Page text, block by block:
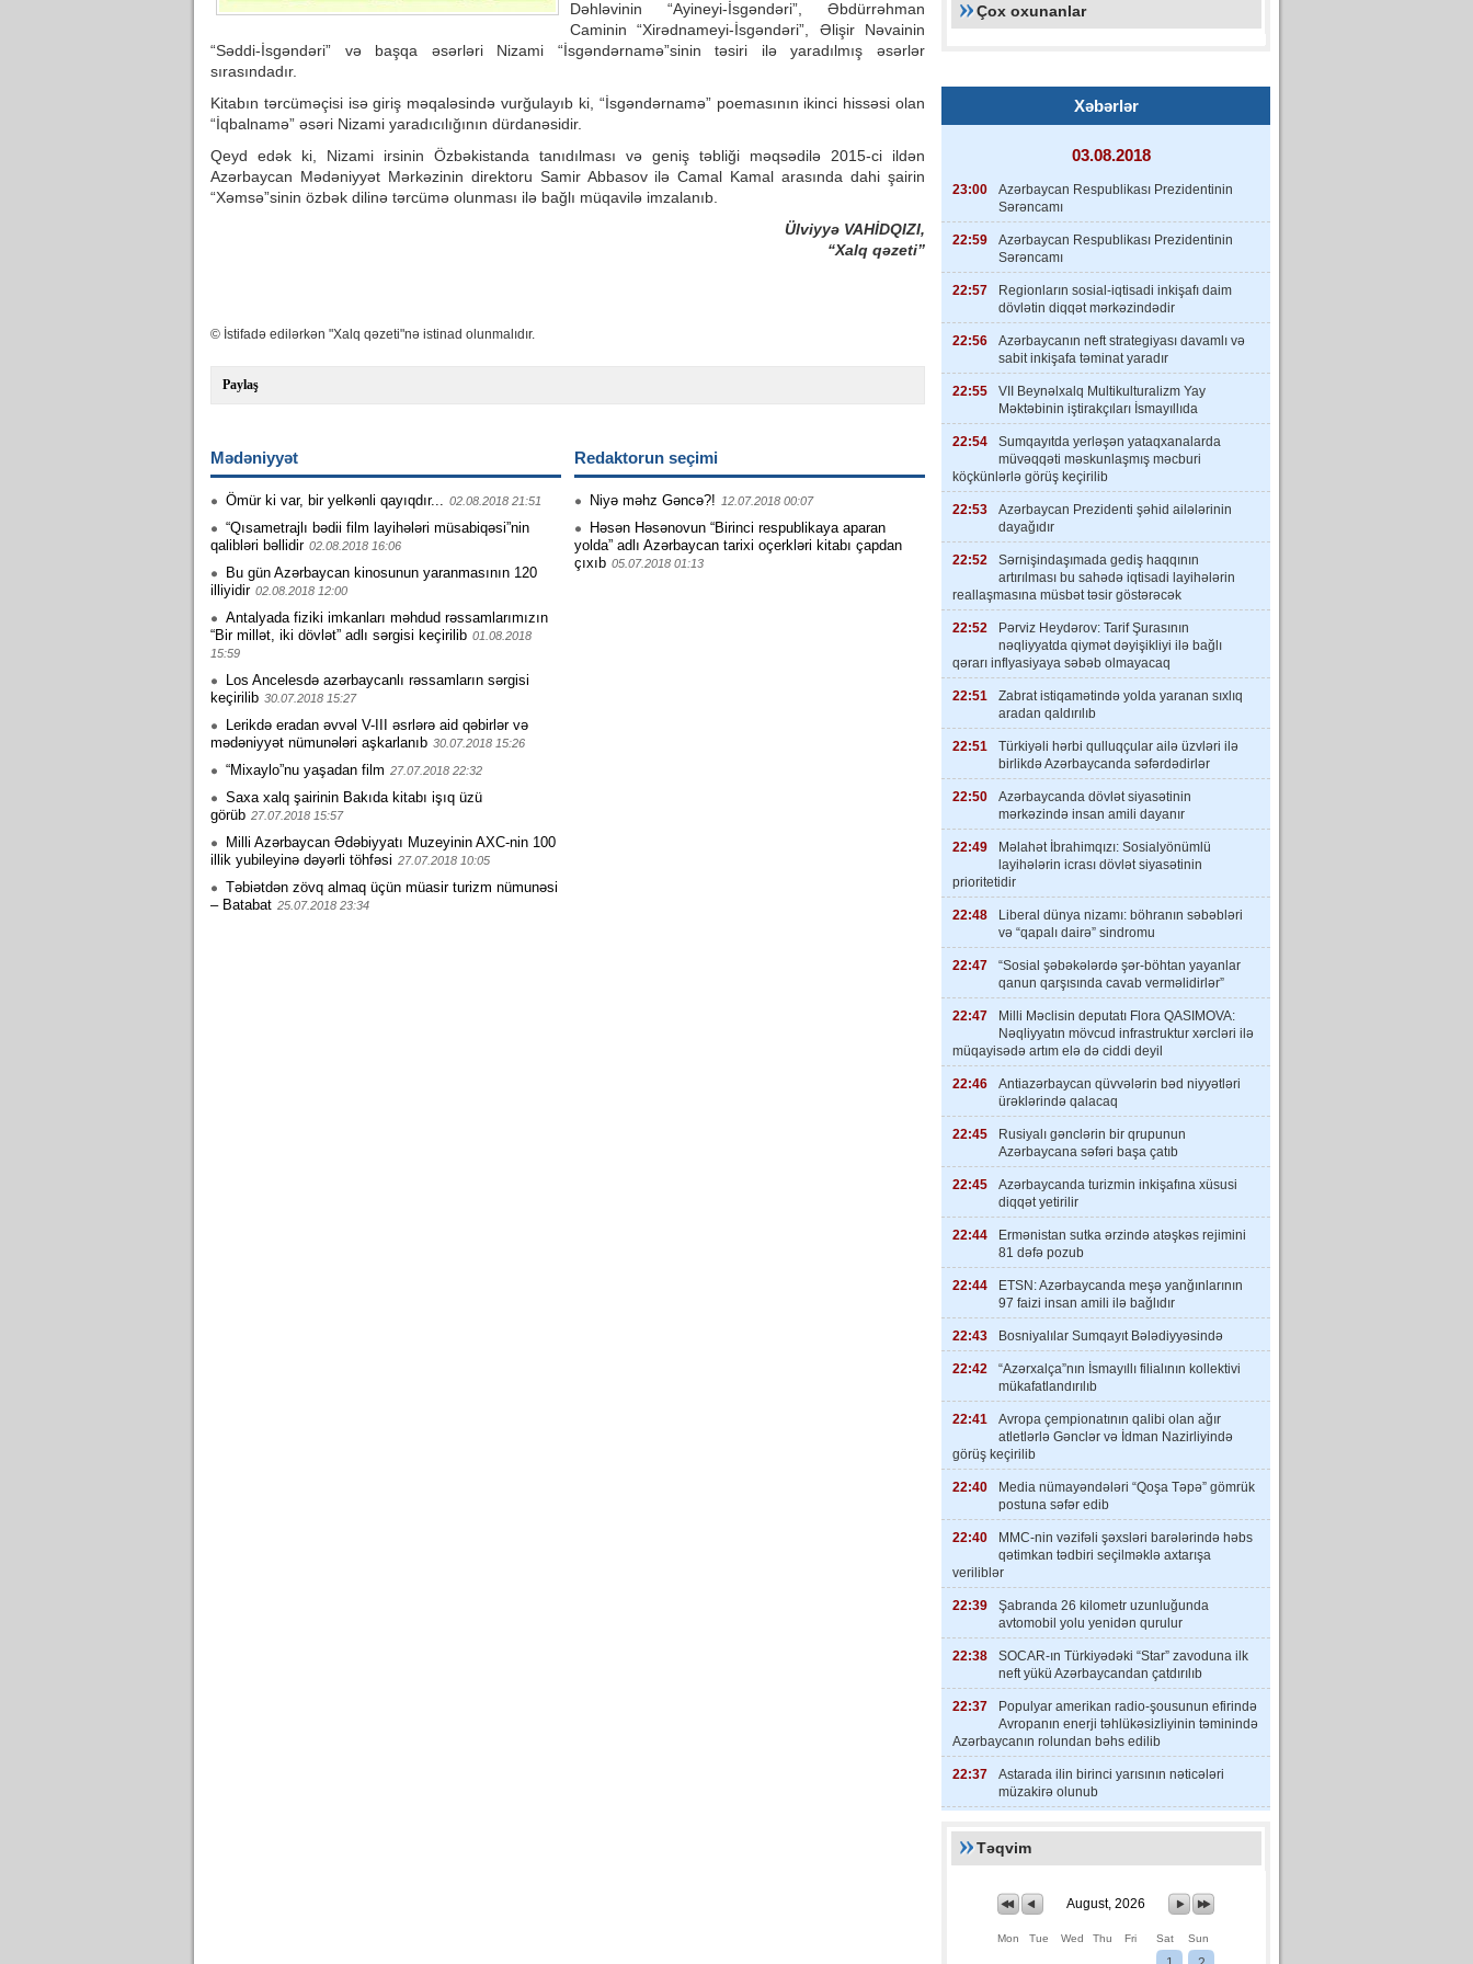
Dəhləvinin “Ayineyi-İsgəndəri”, Əbdürrəhman
Caminin “Xirədnameyi-İsgəndəri”, Əlişir Nəvainin
“Səddi-İsgəndəri” və başqa əsərləri Nizami “İsgəndərnamə”sinin təsiri ilə yaradılmış əsərlər
sırasındadır.
Kitabın tərcüməçisi isə giriş məqaləsində vurğulayıb ki, “İsgəndərnamə” poemasının ikinci hissəsi olan
“İqbalnamə” əsəri Nizami yaradıcılığının dürdanəsidir.
Qeyd edək ki, Nizami irsinin Özbəkistanda tanıdılması və geniş təbliği məqsədilə 2015-ci ildən
Azərbaycan Mədəniyyət Mərkəzinin direktoru Samir Abbasov ilə Camal Kamal arasında dahi şairin
“Xəmsə”sinin özbək dilinə tərcümə olunması ilə bağlı müqavilə imzalanıb.
Ülviyyə VAHİDQIZI,
“Xalq qəzeti”
© İstifadə edilərkən "Xalq qəzeti"nə istinad olunmalıdır.
Paylaş
Mədəniyyət
Ömür ki var, bir yelkənli qayıqdır... 02.08.2018 21:51
“Qısametrajlı bədii film layihələri müsabiqəsi”nin
qalibləri bəllidir 02.08.2018 16:06
Bu gün Azərbaycan kinosunun yaranmasının 120
illiyidir 02.08.2018 12:00
Antalyada fiziki imkanları məhdud rəssamlarımızın
“Bir millət, iki dövlət” adlı sərgisi keçirilib 01.08.2018
15:59
Los Ancelesdə azərbaycanlı rəssamların sərgisi
keçirilib 30.07.2018 15:27
Lerikdə eradan əvvəl V-III əsrlərə aid qəbirlər və
mədəniyyət nümunələri aşkarlanıb 30.07.2018 15:26
“Mixaylo”nu yaşadan film 27.07.2018 22:32
Saxa xalq şairinin Bakıda kitabı işıq üzü
görüb 27.07.2018 15:57
Milli Azərbaycan Ədəbiyyatı Muzeyinin AXC-nin 100
illik yubileyinə dəyərli töhfəsi 27.07.2018 10:05
Təbiətdən zövq almaq üçün müasir turizm nümunəsi
– Batabat 25.07.2018 23:34
Redaktorun seçimi
Niyə məhz Gəncə?! 12.07.2018 00:07
Həsən Həsənovun “Birinci respublikaya aparan
yolda” adlı Azərbaycan tarixi oçerkləri kitabı çapdan
çıxıb 05.07.2018 01:13
Çox oxunanlar
Xəbərlər
03.08.2018
23:00
Azərbaycan Respublikası Prezidentinin
Sərəncamı
22:59
Azərbaycan Respublikası Prezidentinin
Sərəncamı
22:57
Regionların sosial-iqtisadi inkişafı daim
dövlətin diqqət mərkəzindədir
22:56
Azərbaycanın neft strategiyası davamlı və
sabit inkişafa təminat yaradır
22:55
VII Beynəlxalq Multikulturalizm Yay
Məktəbinin iştirakçıları İsmayıllıda
22:54
Sumqayıtda yerləşən yataqxanalarda
müvəqqəti məskunlaşmış məcburi
köçkünlərlə görüş keçirilib
22:53
Azərbaycan Prezidenti şəhid ailələrinin
dayağıdır
22:52
Sərnişindaşımada gediş haqqının
artırılması bu sahədə iqtisadi layihələrin
reallaşmasına müsbət təsir göstərəcək
22:52
Pərviz Heydərov: Tarif Şurasının
nəqliyyatda qiymət dəyişikliyi ilə bağlı
qərarı inflyasiyaya səbəb olmayacaq
22:51
Zabrat istiqamətində yolda yaranan sıxlıq
aradan qaldırılıb
22:51
Türkiyəli hərbi qulluqçular ailə üzvləri ilə
birlikdə Azərbaycanda səfərdədirlər
22:50
Azərbaycanda dövlət siyasətinin
mərkəzində insan amili dayanır
22:49
Məlahət İbrahimqızı: Sosialyönümlü
layihələrin icrası dövlət siyasətinin
prioritetidir
22:48
Liberal dünya nizamı: böhranın səbəbləri
və “qapalı dairə” sindromu
22:47
“Sosial şəbəkələrdə şər-böhtan yayanlar
qanun qarşısında cavab verməlidirlər”
22:47
Milli Məclisin deputatı Flora QASIMOVA:
Nəqliyyatın mövcud infrastruktur xərcləri ilə
müqayisədə artım elə də ciddi deyil
22:46
Antiazərbaycan qüvvələrin bəd niyyətləri
ürəklərində qalacaq
22:45
Rusiyalı gənclərin bir qrupunun
Azərbaycana səfəri başa çatıb
22:45
Azərbaycanda turizmin inkişafına xüsusi
diqqət yetirilir
22:44
Ermənistan sutka ərzində atəşkəs rejimini
81 dəfə pozub
22:44
ETSN: Azərbaycanda meşə yanğınlarının
97 faizi insan amili ilə bağlıdır
22:43 Bosniyalılar Sumqayıt Bələdiyyəsində
22:42
“Azərxalça”nın İsmayıllı filialının kollektivi
mükafatlandırılıb
22:41
Avropa çempionatının qalibi olan ağır
atletlərlə Gənclər və İdman Nazirliyində
görüş keçirilib
22:40
Media nümayəndələri “Qoşa Təpə” gömrük
postuna səfər edib
22:40
MMC-nin vəzifəli şəxsləri barələrində həbs
qətimkan tədbiri seçilməklə axtarışa
veriliblər
22:39
Şabranda 26 kilometr uzunluğunda
avtomobil yolu yenidən qurulur
22:38
SOCAR-ın Türkiyədəki “Star” zavoduna ilk
neft yükü Azərbaycandan çatdırılıb
22:37
Populyar amerikan radio-şousunun efirində
Avropanın enerji təhlükəsizliyinin təminində
Azərbaycanın rolundan bəhs edilib
22:37
Astarada ilin birinci yarısının nəticələri
müzakirə olunub
Təqvim
August, 2026
Mon Tue Wed Thu Fri Sat Sun